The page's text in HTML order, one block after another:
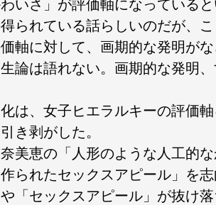
いさ」が評価軸になっている
られている話らしいのだが、
軸に対して、画期的な発明が
論は語れない。画期的な発明
は、女子ヒエラルキーの評価
き剥がした。
美恵の「人形のような人工的
られたセックスアピール」を
や「セックスアピール」が抜け